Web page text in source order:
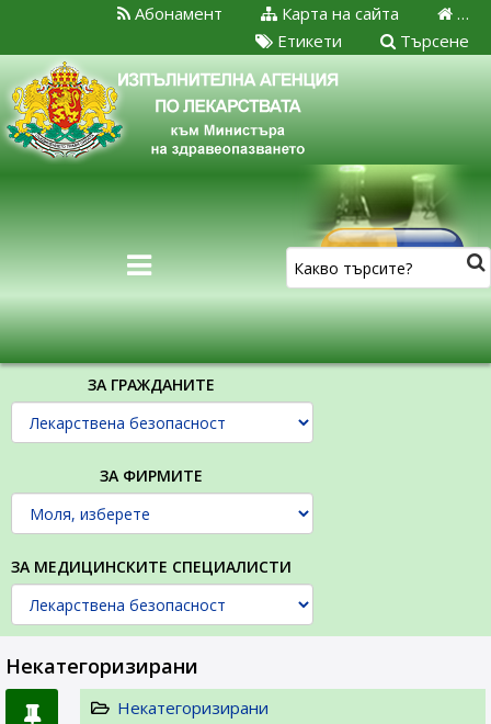
…
Карта на сайта
Абонамент
Търсене
Етикети
ЗА ГРАЖДАНИТЕ
ЗА ФИРМИТЕ
ЗА МЕДИЦИНСКИТЕ СПЕЦИАЛИСТИ
Некатегоризирани
Некатегоризирани